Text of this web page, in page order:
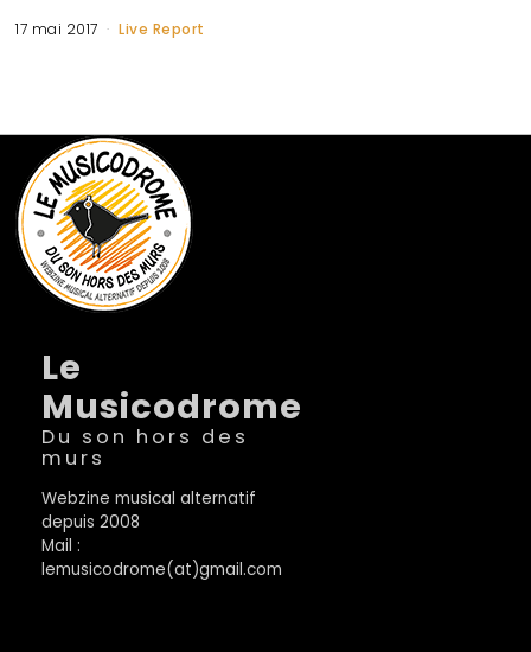
17 mai 2017 Live Report
Le
Musicodrome
Du son hors des
murs
Webzine musical alternatif
depuis 2008
Mail :
lemusicodrome(at)gmail.com